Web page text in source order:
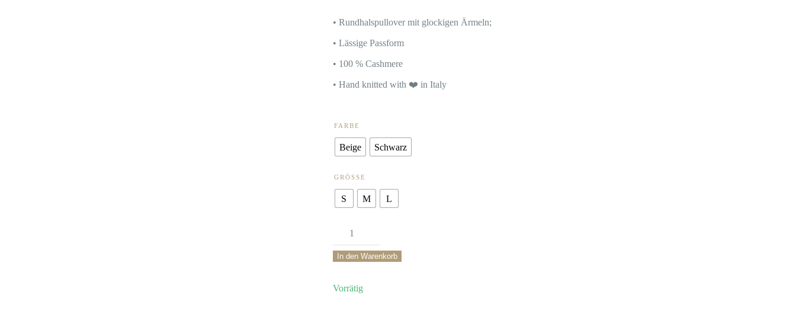
• Rundhalspullover mit glockigen Ärmeln;
• Lässige Passform
• 100 % Cashmere
• Hand knitted with ❤️ in Italy
FARBE
Beige Schwarz
GRÖSSE
S M L
Pullover
Brushmere
%
In den Warenkorb